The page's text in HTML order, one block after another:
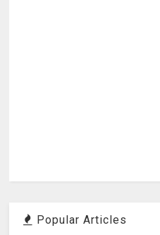
Popular Articles